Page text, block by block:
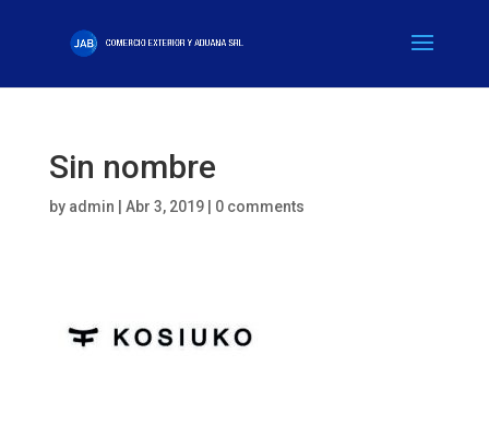
Sin nombre
by admin Abr 3, 2019| 0 comments